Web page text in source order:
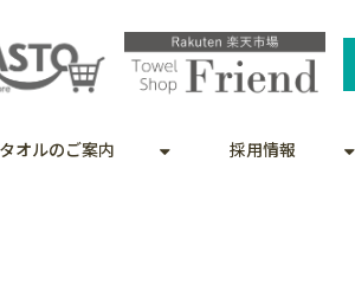
オルのご案内 採用情報